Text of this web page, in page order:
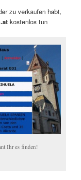
zu verkaufen habt,
kostenlos tun
Ihr es finden!